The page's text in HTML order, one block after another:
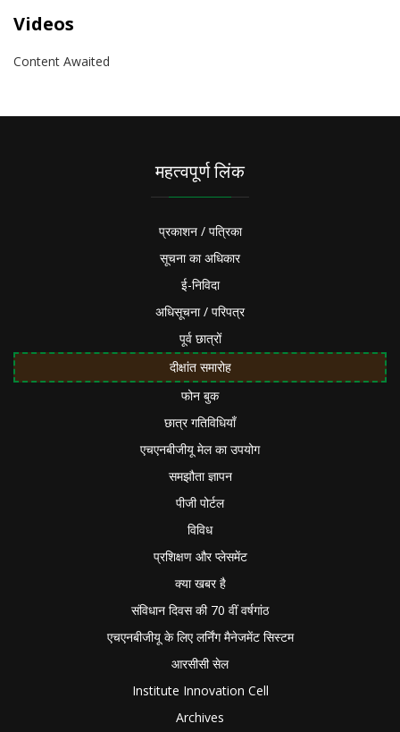
Videos
Content Awaited
महत्वपूर्ण लिंक
प्रकाशन / पत्रिका
सूचना का अधिकार
ई-निविदा
अधिसूचना / परिपत्र
पूर्व छात्रों
दीक्षांत समारोह
फोन बुक
छात्र गतिविधियाँ
एचएनबीजीयू मेल का उपयोग
समझौता ज्ञापन
पीजी पोर्टल
विविध
प्रशिक्षण और प्लेसमेंट
क्या खबर है
संविधान दिवस की 70 वीं वर्षगांठ
एचएनबीजीयू के लिए लर्निंग मैनेजमेंट सिस्टम
आरसीसी सेल
Institute Innovation Cell
Archives